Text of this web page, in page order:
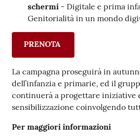
schermi - Digitale e prima
Genitorialità in un mondo
PRENOTA
La campagna proseguirà in
dell’infanzia e primarie, ed il
continuerà a progettare iniziative
sensibilizzazione coinvolgendo
Per maggiori informazioni